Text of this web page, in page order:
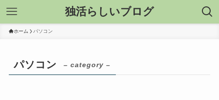
独活らしいブログ
ホーム パソコン
パソコン – category –